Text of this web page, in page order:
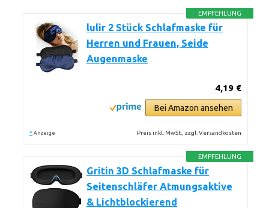
EMPFEHLUNG
lulir 2 Stück Schlafmaske für
Herren und Frauen, Seide
Augenmaske
4,19 €
Bei Amazon ansehen
* Anzeige Preis inkl. MwSt., zzgl. Versandkosten
EMPFEHLUNG
Gritin 3D Schlafmaske für
Seitenschläfer Atmungsaktive
& Lichtblockierend